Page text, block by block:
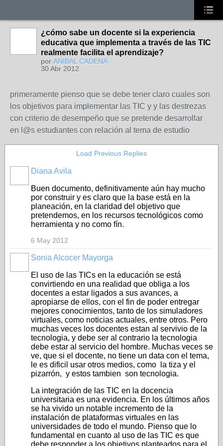
¿cómo sabe un docente si la experiencia
educativa que implementa a través de las TIC
realmente facilita el aprendizaje?
por ANIBAL CADENA
30 Abr 2012
primeramente pienso que se debe tener claro cuales son
los objetivos para implementar las TIC y y las destrezas
con criterio de desempeño que se pretende desarrollar
en l@s estudiantes con relación al tema de estudio
Load Previous Replies
Diana Avila
Buen documento, definitivamente aún hay mucho
por construir y es claro que la base está en la
planeación, en la claridad del objetivo que
pretendemos, en los recursos tecnológicos como
herramienta y no como fín.
6 May 2012
Sonia Alcocer Mayorga
El uso de las TICs en la educación se está
convirtiendo en una realidad que obliga a los
docentes a estar ligados a sus avances, a
apropiarse de ellos, con el fin de poder entregar
mejores conocimientos, tanto de los simuladores
virtuales, como noticias actuales, entre otros. Pero
muchas veces los docentes estan al servivio de la
tecnologia, y debe ser al contrario la tecnologia
debe estar al servicio del hombre. Muchas veces se
ve, que si el docente, no tiene un data con el tema,
le es dificil usar otros medios, como la tiza y el
pizarrón, y estos tambien son tecnologia.
La integración de las TIC en la docencia
universitaria es una evidencia. En los últimos años
se ha vivido un notable incremento de la
instalación de plataformas virtuales en las
universidades de todo el mundo. Pienso que lo
fundamental en cuanto al uso de las TIC es que
debe responder a los objetivos planteados para el